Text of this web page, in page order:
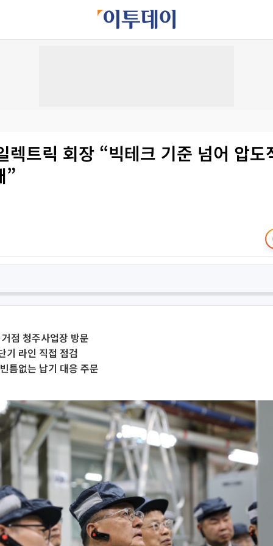
렉트릭 회장 “빅테크 기준 넘어 압도
”
점 청주사업장 방문
기 라인 직접 점검
틈없는 납기 대응 주문